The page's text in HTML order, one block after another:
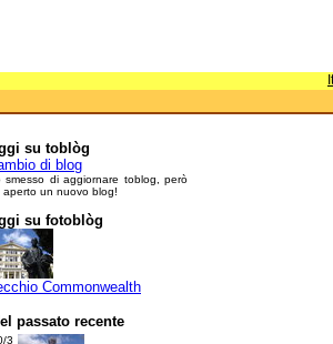
su toblòg
di blog
smesso di aggiornare toblog, però
aperto un nuovo blog!
su fotoblòg
Commonwealth
passato recente
3